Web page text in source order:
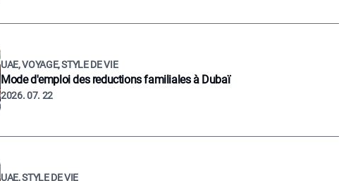
UAE, VOYAGE, STYLE DE VIE
Mode d'emploi des reductions familiales à Dubaï
2026. 07. 22
UAE, STYLE DE VIE